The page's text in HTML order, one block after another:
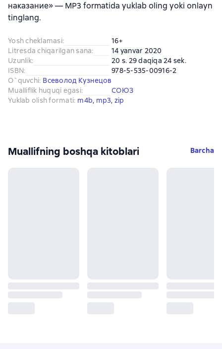
наказание» — MP3 formatida yuklab oling yoki onlayn
tinglang.
Yosh cheklamasi:
16+
Litresda chiqarilgan sana:
14 yanvar 2020
Uzunlik:
20 s. 29 daqiqa 24 sek.
ISBN:
978-5-535-00916-2
O`quvchi: Всеволод Кузнецов
Mualliflik huquqi egasi:
СОЮЗ
Yuklab olish formati: m4b, mp3, zip
Muallifning boshqa kitoblari Barcha